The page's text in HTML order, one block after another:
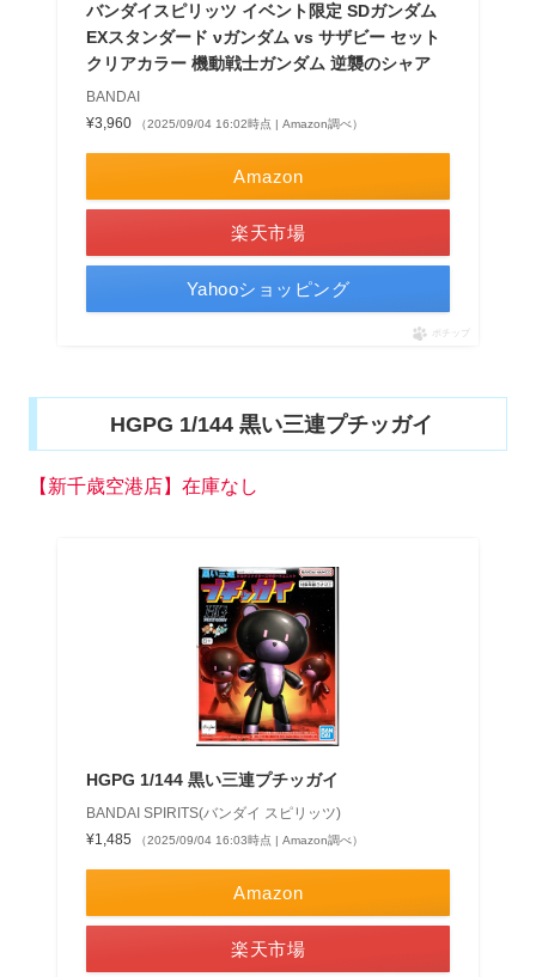
バンダイスピリッツ イベント限定 SDガンダム
EXスタンダード νガンダム vs サザビー セット
クリアカラー 機動戦士ガンダム 逆襲のシャア
BANDAI
¥3,960
（2025/09/04 16:02時点 | Amazon調べ）
Amazon
楽天市場
Yahooショッピング
ポチップ
HGPG 1/144 黒い三連プチッガイ
【新千歳空港店】在庫なし
HGPG 1/144 黒い三連プチッガイ
BANDAI SPIRITS(バンダイ スピリッツ)
¥1,485
（2025/09/04 16:03時点 | Amazon調べ）
Amazon
楽天市場